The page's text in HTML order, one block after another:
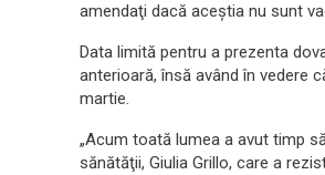
amendaţi dacă aceştia nu sunt
Data limită pentru a prezenta
anterioară, însă având în vedere
martie.
„Acum toată lumea a avut timp
sănătăţii, Giulia Grillo, care a